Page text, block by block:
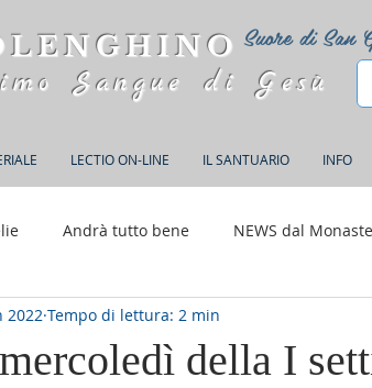
Suore di San
Sangue di Gesù
LECTIO ON-LINE IL SANTUARIO INFO
Andrà tutto bene NEWS dal
della I
2022 Tempo di lettura: 2 min